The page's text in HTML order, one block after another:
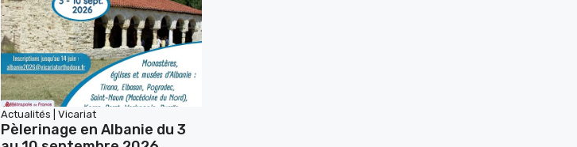
Actualités Vicariat
Pèlerinage en Albanie du 3